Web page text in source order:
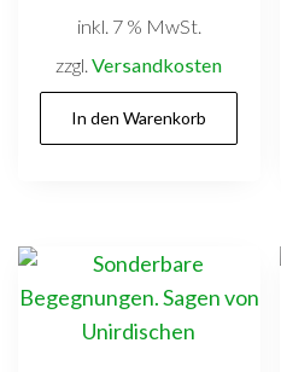
inkl. 7 % MwSt.
zzgl.Versandkosten
In den Warenkorb